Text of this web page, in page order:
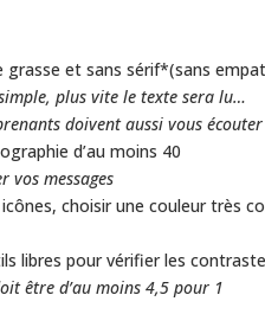
grasse et sans sérif*(sans
plus vite le texte sera lu…
doivent aussi vous
d’au moins 40
vos messages
choisir une couleur très
libres pour vérifier les
être d’au moins 4,5 pour 1